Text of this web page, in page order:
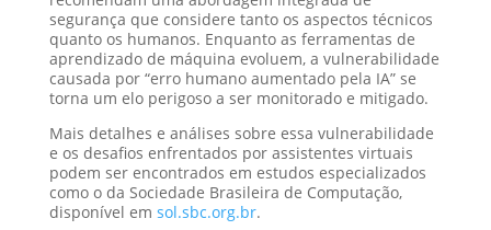
segurança que considere tanto os aspectos técnicos
quanto os humanos. Enquanto as ferramentas de
aprendizado de máquina evoluem, a vulnerabilidade
causada por “erro humano aumentado pela IA” se
torna um elo perigoso a ser monitorado e mitigado.
Mais detalhes e análises sobre essa vulnerabilidade
e os desafios enfrentados por assistentes virtuais
podem ser encontrados em estudos especializados
como o da Sociedade Brasileira de Computação,
disponível em sol.sbc.org.br.